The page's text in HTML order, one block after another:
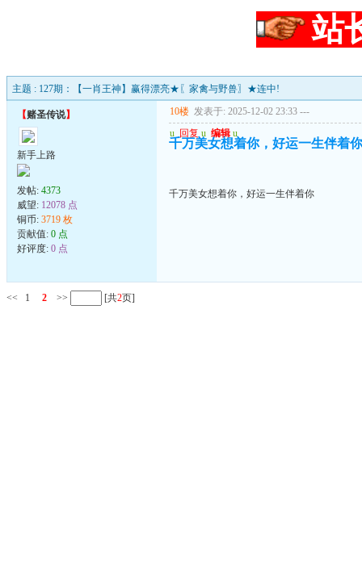
站
主题 : 127期：【一肖王神】赢得漂亮★〖家禽与野兽〗★连中!
【赌圣传说】
新手上路
发帖: 4373
威望: 12078 点
铜币: 3719 枚
贡献值: 0 点
好评度: 0 点
10楼 发表于: 2025-12-02 23:33 ---
u 回复 u 编辑 u
千万美女想着你，好运一生伴着你
千万美女想着你，好运一生伴着你
<< 1 2 >> [共2页]